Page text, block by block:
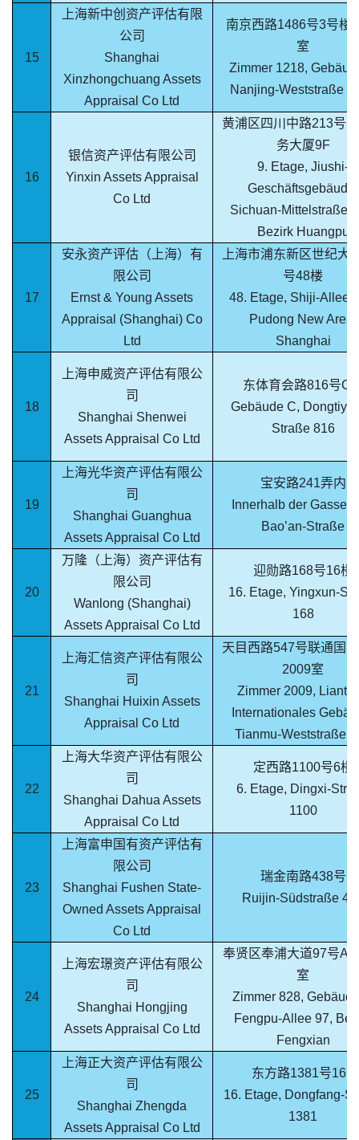
15
上海新中创资产评估有限
公司
Shanghai
Xinzhongchuang Assets
Appraisal Co Ltd
南京西路1486号3号楼
室
Zimmer 1218,
Nanjing-Weststraße
16
银信资产评估有限公司
Yinxin Assets Appraisal
Co Ltd
黄浦区四川中路213号
务大厦9F
9. Etage, Jiushi-
Geschäftsgebäude,
Sichuan-Mittelstraße
Bezirk Huangpu
17
安永资产评估（上海）有
限公司
Ernst & Young Assets
Appraisal (Shanghai) Co
Ltd
上海市浦东新区世纪大
号48楼
48. Etage, Shiji-Allee
Pudong New Area,
Shanghai
18
上海申威资产评估有限公
司
Shanghai Shenwei
Assets Appraisal Co Ltd
东体育会路816号C
Gebäude C,
Straße 816
19
上海光华资产评估有限公
司
Shanghai Guanghua
Assets Appraisal Co Ltd
宝安路241弄内
Innerhalb der Gasse
Bao’an-Straße
20
万隆（上海）资产评估有
限公司
Wanlong (Shanghai)
Assets Appraisal Co Ltd
迎勋路168号16楼
16. Etage, Yingxun-
168
21
上海汇信资产评估有限公
司
Shanghai Huixin Assets
Appraisal Co Ltd
天目西路547号联通国
2009室
Zimmer 2009,
Internationales
Tianmu-Weststraße
22
上海大华资产评估有限公
司
Shanghai Dahua Assets
Appraisal Co Ltd
定西路1100号6楼
6. Etage, Dingxi-
1100
23
上海富申国有资产评估有
限公司
Shanghai Fushen State-
Owned Assets Appraisal
Co Ltd
瑞金南路438号
Ruijin-Südstraße
24
上海宏璟资产评估有限公
司
Shanghai Hongjing
Assets Appraisal Co Ltd
奉贤区奉浦大道97号A
室
Zimmer 828,
Fengpu-Allee 97,
Fengxian
25
上海正大资产评估有限公
司
Shanghai Zhengda
Assets Appraisal Co Ltd
东方路1381号16F
16. Etage, Dongfang-
1381